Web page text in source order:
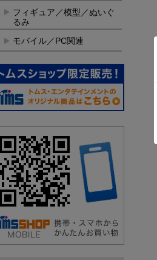
フィギュア／模型／ぬいぐ
るみ
モバイル／PC関連